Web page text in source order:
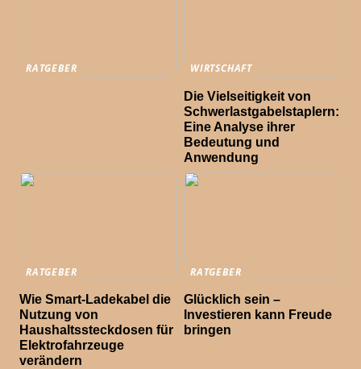
RATGEBER WIRTSCHAFT
Die Vielseitigkeit von
Schwerlastgabelstaplern:
Eine Analyse ihrer
Bedeutung und
Anwendung
RATGEBER
Wie Smart-Ladekabel die
Nutzung von
Haushaltssteckdosen für
Elektrofahrzeuge
verändern
RATGEBER
Glücklich sein –
Investieren kann Freude
bringen